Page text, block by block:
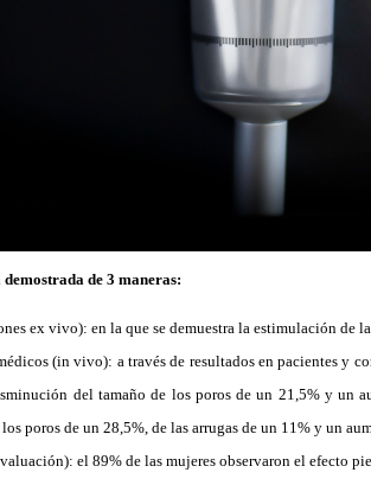
de 3 maneras:
ex vivo): en la que se demuestra la estimulación de
(in vivo): a través de resultados en pacientes y
del tamaño de los poros de un 21,5% y un
poros de un 28,5%, de las arrugas de un 11% y un
el 89% de las mujeres observaron el efecto